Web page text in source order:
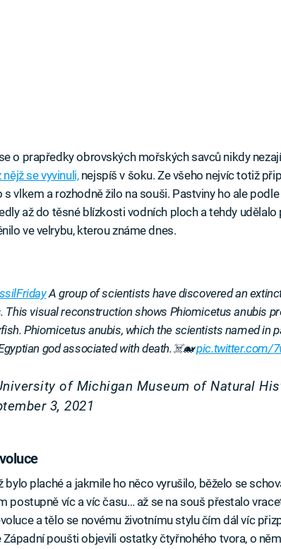
o prapředky obrovských mořských savců nikdy
nějž se vyvinuli,nejspíš v šoku. Ze všeho nejvíc totiž
s vlkem a rozhodně žilo na souši. Pastviny ho ale
až do těsné blízkosti vodních ploch a tehdy
ve velrybu, kterou známe dnes.
A group of scientists have discovered an
This visual reconstruction shows Phiomicetus anubis
Phiomicetus anubis, which the scientists named in
god associated with death.☠️🐋pic.twitter.com/
of Michigan Museum of Natural
3, 2021
bylo plaché a jakmile ho něco vyrušilo, běželo se
postupně víc a víc času… až se na souš přestalo
a tělo se novému životnímu stylu čím dál víc
poušti objevili ostatky čtyřnohého tvora, o